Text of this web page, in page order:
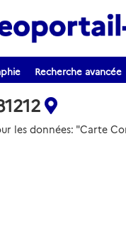
Recherche avancée
les données: "Carte